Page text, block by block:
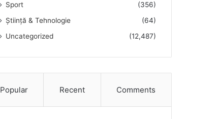
Sport
(356)
Știință & Tehnologie
(64)
Uncategorized
(12,487)
Popular Recent Comments